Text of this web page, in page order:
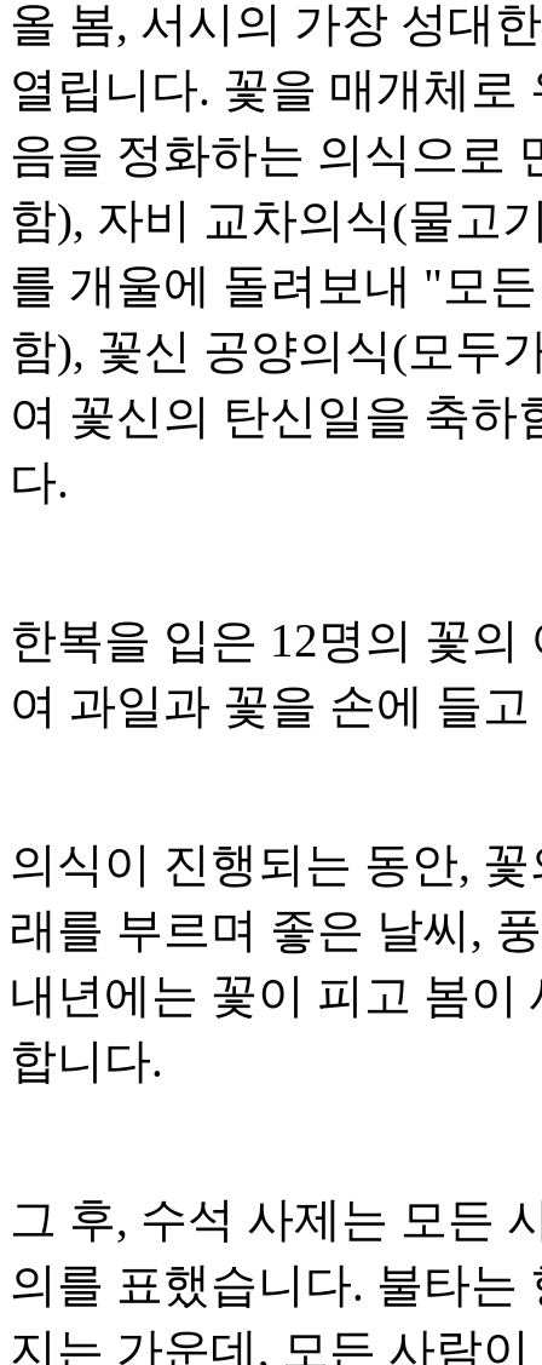
올 봄, 서시의 가장 성대
열립니다. 꽃을 매개체로
음을 정화하는 의식으로
함), 자비 교차의식(물고
를 개울에 돌려보내 "모
함), 꽃신 공양의식(모두
여 꽃신의 탄신일을 축하
다.
한복을 입은 12명의 꽃
여 과일과 꽃을 손에 들
의식이 진행되는 동안,
래를 부르며 좋은 날씨,
내년에는 꽃이 피고 봄이
합니다.
그 후, 수석 사제는 모든
의를 표했습니다. 불타는
지는 가운데, 모든 사람